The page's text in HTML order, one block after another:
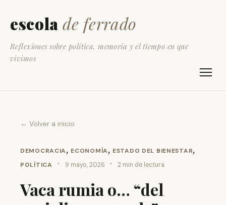
escola de ferrado
Reflexiones sobre política, memoria y el tiempo en que
vivimos
← Volver a inicio
DEMOCRACIA, ECONOMÍA, ESTADO DEL BIENESTAR,
POLÍTICA · 9 mayo, 2026 · 2 min de lectura
Vaca rumia o… “del